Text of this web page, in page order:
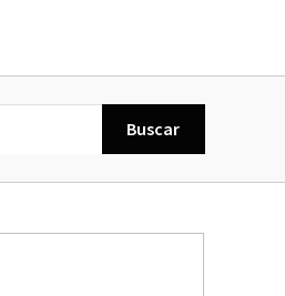
Buscar